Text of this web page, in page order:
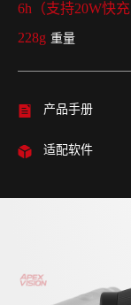
6h（支持20W快充
228g 重量
产品手册
适配软件